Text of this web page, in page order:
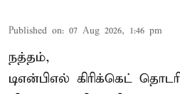
Published on: 07 Aug 2026, 1:46 pm
நத்தம்,
டிஎன்பிஎல் கிரிக்கெட்